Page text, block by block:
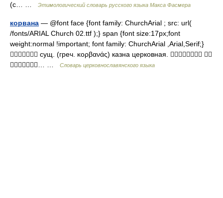
(с… …
Этимологический словарь русского языка Макса Фасмера
корвана — @font face {font family: ChurchArial ; src: url(
/fonts/ARIAL Church 02.ttf );} span {font size:17px;font
weight:normal !important; font family: ChurchArial ,Arial,Serif;}
 сущ. (греч. κορβανάς) казна церковная.  
… …
Словарь церковнославянского языка